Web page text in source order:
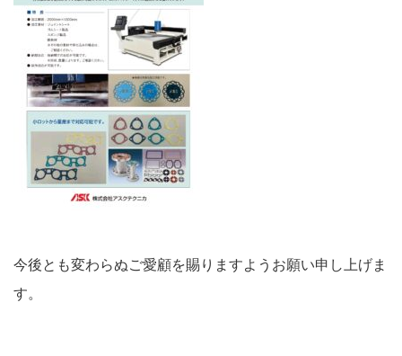
今後とも変わらぬご愛顧を賜りますようお願い申し上げま
す。